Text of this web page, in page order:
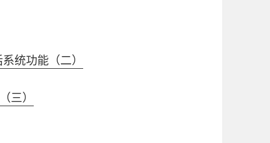
统功能（二）
三）